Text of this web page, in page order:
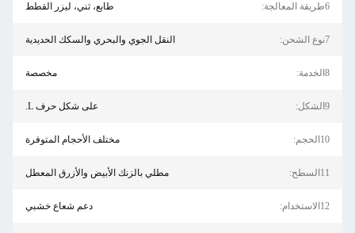
6طريقة المعالجة: طابع، ثني، ليزر القطط
7نوع الشحن: النقل الجوي والبحري والسكك الحديدية
8الخدمة: مخصصة
9الشكل: على شكل حرف L.
10الحجم: مختلف الأحجام المتوفرة
11السطح: مطلي بالزنك الأبيض والأزرق المعطل
12الاستخدام: دعم شعاع خشبي